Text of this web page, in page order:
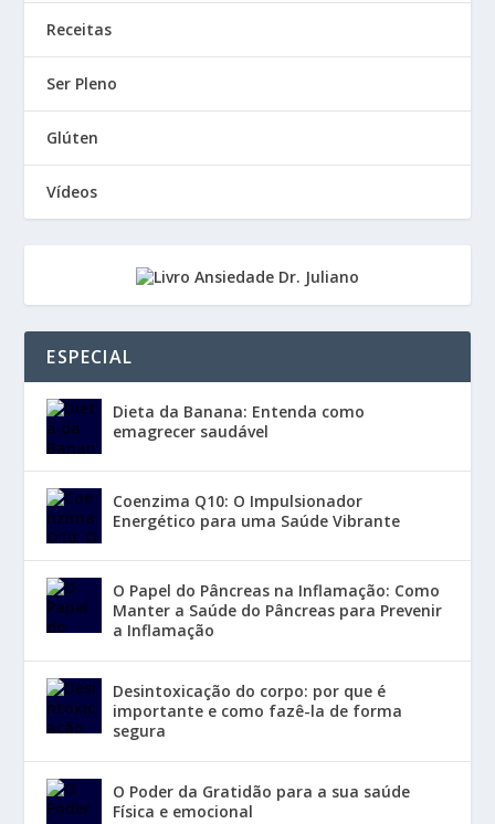
Receitas
Ser Pleno
Glúten
Vídeos
ESPECIAL
Dieta da Banana: Entenda como
emagrecer saudável
Coenzima Q10: O Impulsionador
Energético para uma Saúde Vibrante
O Papel do Pâncreas na Inflamação: Como
Manter a Saúde do Pâncreas para Prevenir
a Inflamação
Desintoxicação do corpo: por que é
importante e como fazê-la de forma
segura
O Poder da Gratidão para a sua saúde
Física e emocional